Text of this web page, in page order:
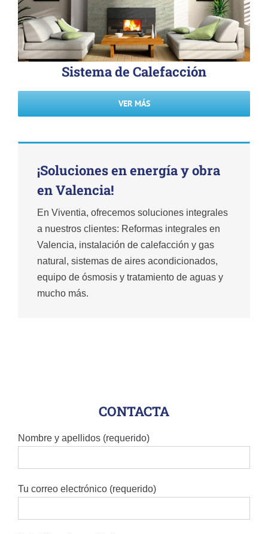
Sistema de Calefacción
VER MÁS
¡Soluciones en energía y obra
en Valencia!
En Viventia, ofrecemos soluciones integrales
a nuestros clientes: Reformas integrales en
Valencia, instalación de calefacción y gas
natural, sistemas de aires acondicionados,
equipo de ósmosis y tratamiento de aguas y
mucho más.
CONTACTA
Nombre y apellidos (requerido)
Tu correo electrónico (requerido)